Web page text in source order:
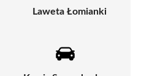
Laweta Łomianki